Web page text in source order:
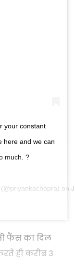
your constant
here and we can
much. ?
(@priyankachopra) on
फैंस का दिल
ही करीब 3